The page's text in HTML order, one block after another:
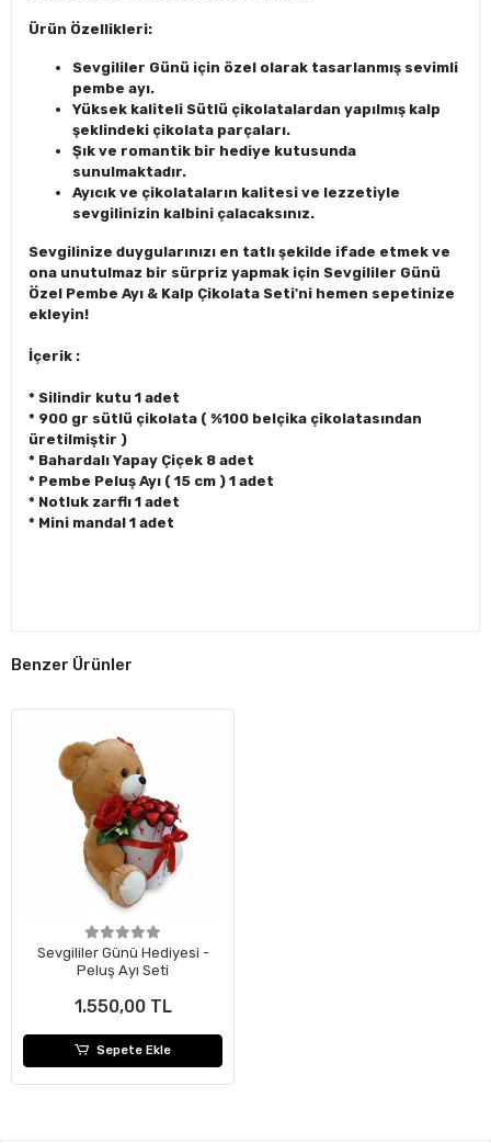
Ürün Özellikleri:
Sevgililer Günü için özel olarak tasarlanmış sevimli
pembe ayı.
Yüksek kaliteli Sütlü çikolatalardan yapılmış kalp
şeklindeki çikolata parçaları.
Şık ve romantik bir hediye kutusunda
sunulmaktadır.
Ayıcık ve çikolataların kalitesi ve lezzetiyle
sevgilinizin kalbini çalacaksınız.
Sevgilinize duygularınızı en tatlı şekilde ifade etmek ve
ona unutulmaz bir sürpriz yapmak için Sevgililer Günü
Özel Pembe Ayı & Kalp Çikolata Seti'ni hemen sepetinize
ekleyin!
İçerik :
* Silindir kutu 1 adet
* 900 gr sütlü çikolata ( %100 belçika çikolatasından
üretilmiştir )
* Bahardalı Yapay Çiçek 8 adet
* Pembe Peluş Ayı ( 15 cm ) 1 adet
* Notluk zarflı 1 adet
* Mini mandal 1 adet
Benzer Ürünler
Sevgililer Günü Hediyesi -
Peluş Ayı Seti
1.550,00 TL
Sepete Ekle